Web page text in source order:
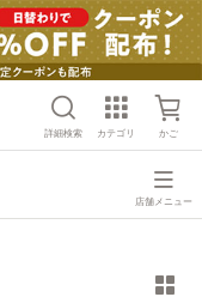
詳細検索 カテゴリ かご
店舗メニュー